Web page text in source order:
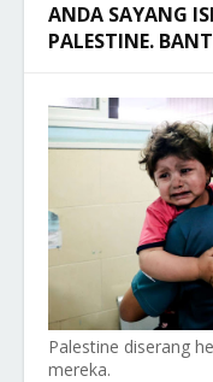
ANDA SAYANG
PALESTINE.
Palestine diserang
mereka.